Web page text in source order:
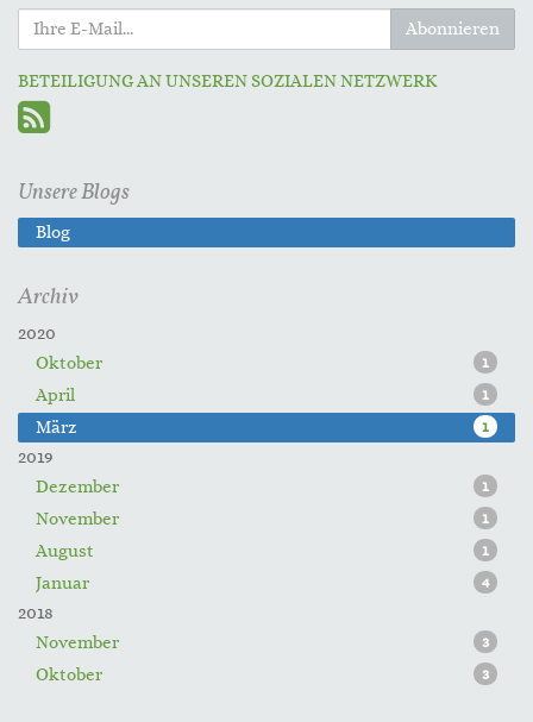
Abonnieren
BETEILIGUNG AN UNSEREN SOZIALEN NETZWERK
Unsere Blogs
Blog
Archiv
2020
Oktober
1
April 1
März 1
2019
Dezember
1
November 1
August 1
Januar 4
2018
November
3
Oktober 3